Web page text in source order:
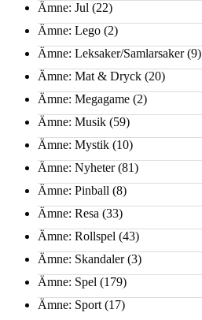
Ämne: Jul (22)
Ämne: Lego (2)
Ämne: Leksaker/Samlarsaker(9)
Ämne: Mat & Dryck (20)
Ämne: Megagame (2)
Ämne: Musik (59)
Ämne: Mystik (10)
Ämne: Nyheter(81)
Ämne: Pinball (8)
Ämne: Resa (33)
Ämne: Rollspel (43)
Ämne: Skandaler(3)
Ämne: Spel (179)
Ämne: Sport (17)